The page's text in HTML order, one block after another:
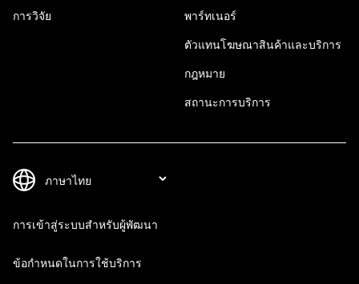
การวิจัย พาร์ทเนอร์
ตัวแทนโฆษณาสินค้าและบริการ
กฎหมาย
สถานะการบริการ
การเข้าสู่ระบบสำหรับผู้พัฒนา
ข้อกำหนดในการใช้บริการ